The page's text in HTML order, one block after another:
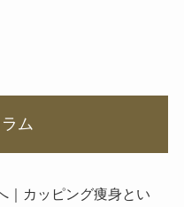
ム
｜カッピング痩身とい